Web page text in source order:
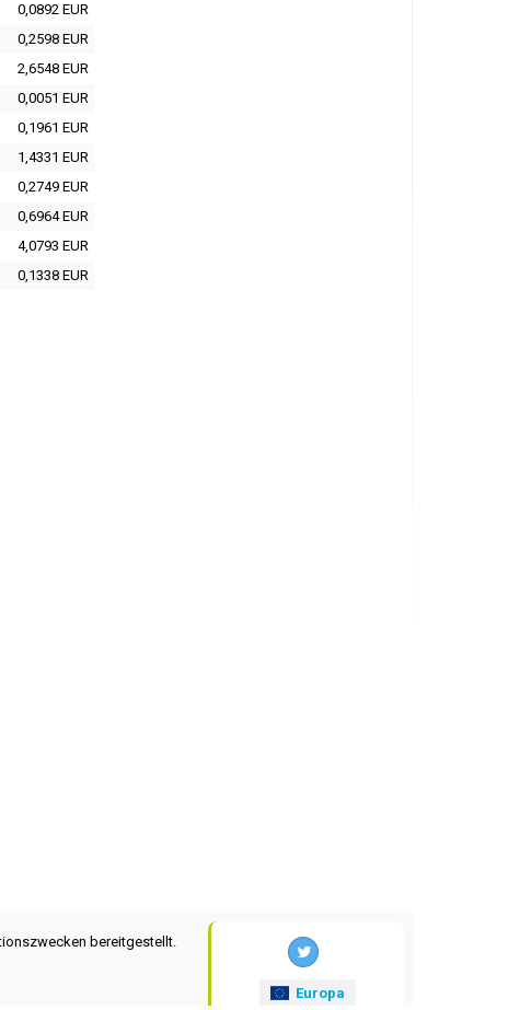
0,0892 EUR
0,2598 EUR
2,6548 EUR
0,0051 EUR
0,1961 EUR
1,4331 EUR
0,2749 EUR
0,6964 EUR
4,0793 EUR
0,1338 EUR
bereitgestellt.
Europa